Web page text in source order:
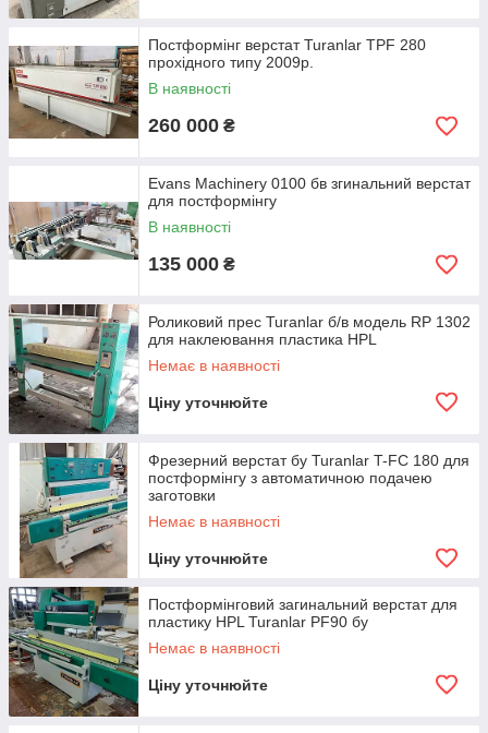
• накладання на поверхню заготовки пластика та площинне
• загортання виступів пластику з площини заготовки на
профільні кромки – на позиційному постформінг верстаті з
нагрівальної шиною або на прохідному верстаті;
• видалення зайвих звисів пластику після облицювання –
встановлених на виході постформінг-верстати прохідного
• облицювання задньої поздовжньої сторони готової плити
постформінг здійснюється на
Постформінг верстат Turanlar TPF 280
прохідного типу 2009р.
В наявності
260 000 ₴
Evans Machinery 0100 бв згинальний верстат
для постформінгу
В наявності
135 000 ₴
Роликовий прес Turanlar б/в модель RP 1302
для наклеювання пластика HPL
Немає в наявності
Ціну уточнюйте
Фрезерний верстат бу Turanlar T-FC 180 для
постформінгу з автоматичною подачею
заготовки
Немає в наявності
Ціну уточнюйте
Постформінговий загинальний верстат для
пластику HPL Turanlar PF90 бу
Немає в наявності
Ціну уточнюйте